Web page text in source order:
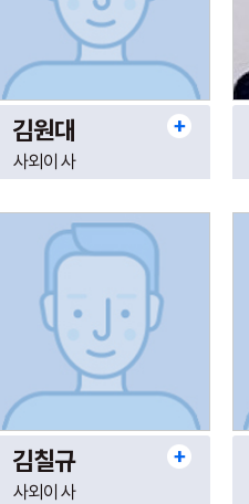
김원대
사외이사
김칠규
사외이사